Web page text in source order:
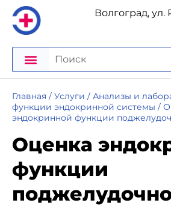
Волгоград, ул.
Главная / Услуги / Анализы и
функции эндокринной системы /
эндокринной функции
Оценка
функции